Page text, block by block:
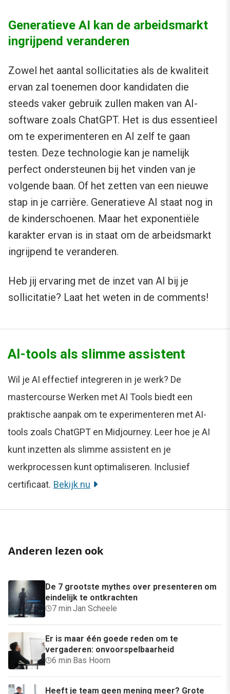
Generatieve AI kan de arbeidsmarkt
ingrijpend veranderen
Zowel het aantal sollicitaties als de kwaliteit
ervan zal toenemen door kandidaten die
steeds vaker gebruik zullen maken van AI-
software zoals ChatGPT. Het is dus essentieel
om te experimenteren en AI zelf te gaan
testen. Deze technologie kan je namelijk
perfect ondersteunen bij het vinden van je
volgende baan. Of het zetten van een nieuwe
stap in je carrière. Generatieve AI staat nog in
de kinderschoenen. Maar het exponentiële
karakter ervan is in staat om de arbeidsmarkt
ingrijpend te veranderen.
Heb jij ervaring met de inzet van AI bij je
sollicitatie? Laat het weten in de comments!
AI-tools als slimme assistent
Wil je AI effectief integreren in je werk? De
mastercourse Werken met AI Tools biedt een
praktische aanpak om te experimenteren met AI-
tools zoals ChatGPT en Midjourney. Leer hoe je AI
kunt inzetten als slimme assistent en je
werkprocessen kunt optimaliseren. Inclusief
certificaat. Bekijk nu
Anderen lezen ook
De 7 grootste mythes over presenteren om
eindelijk te ontkrachten
7 min·Jan Scheele
Er is maar één goede reden om te
vergaderen: onvoorspelbaarheid
6 min·Bas Hoorn
Heeft je team geen mening meer? Grote